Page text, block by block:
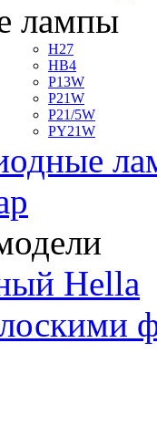
лампы
H27
HB4
P13W
P21W
P21/5W
PY21W
Hella